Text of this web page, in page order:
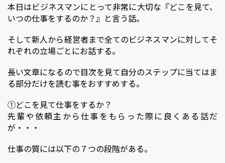
c
e
b
o
o
k
i
t
t
e
r
n
e
c
k
e
t
t
e
n
本日はビジネスマンにとって非常に大切な『どこを見て、
いつの仕事をするのか？』と言う話。
そして新人から経営者まで全てのビジネスマンに対してそ
れぞれの立場ごとにお話する。
長い文章になるので目次を見て自分のステップに当てはま
る部分だけを読む事をおすすめする。
①どこを見て仕事をするか？
先輩や依頼主から仕事をもらった際に良くある話だ
が・・・
仕事の質には以下の７つの段階がある。